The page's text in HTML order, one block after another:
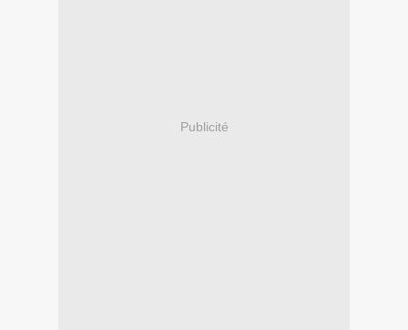
Publicité